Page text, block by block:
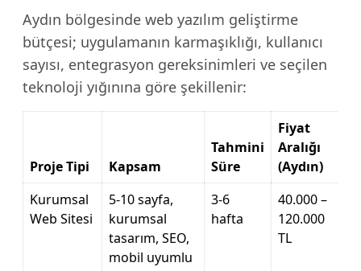
Aydın bölgesinde web yazılım geliştirme
bütçesi; uygulamanın karmaşıklığı, kullanıcı
sayısı, entegrasyon gereksinimleri ve seçilen
teknoloji yığınına göre şekillenir:
Proje Tipi Kapsam
Tahmini
Süre
Fiyat
Aralığı
(Aydın)
Kurumsal
Web Sitesi
5-10 sayfa,
kurumsal
tasarım, SEO,
mobil uyumlu
3-6
hafta
40.000 –
120.000
TL